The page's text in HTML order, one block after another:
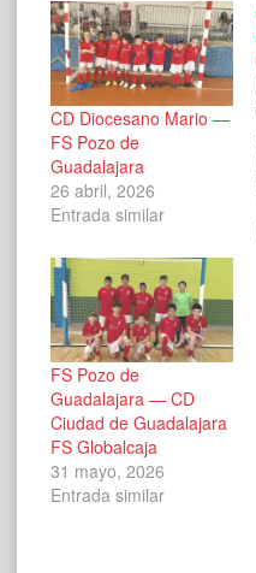
CD Diocesano Mario —
FS Pozo de
Guadalajara
26 abril, 2026
Entrada similar
FS Pozo de
Guadalajara — CD
Ciudad de Guadalajara
FS Globalcaja
31 mayo, 2026
Entrada similar